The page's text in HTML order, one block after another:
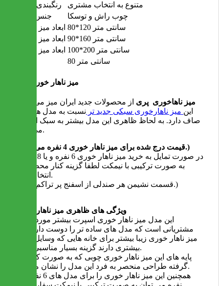
رنگبندی پارچه
متنوع به انتخاب مشتری
جنس چوب
چوب راش و توسکا
ابعاد میز 4 نفره
80*120 سانتی متر
ابعاد میز 6 نفره
90*160 سانتی متر
ابعاد میز 8 نفره
100*200 سانتی متر
80 سانتی متر
میز ناهار خوری پری
میز ناهاخوری پری از محصولات جدید ایران میز می باشد.
این میز ناهارخوری سبکی جدید تر نسبت به مدل های پایه
صاف دارد. به لحاظ ظاهری این مدل بیشتر به سبک اسپرت
می باشد.
(قیمت درج شده برای میز ناهار خوری 4 نفره می باشد.)
به صورت ترکیبی با نیمکت لطفا گزینه کنار محصول را
انتخاب کنید.
(قسمت نشیمن هر صندلی از اسفنج پر تراکم است.)
ویژگی های ظاهری میز ناهار خوری
این مدل میز ناهار خوری اسپرت بیشتر مورد علاقه
مشتریانی است که مدل های ساده تر را دوست دارند. این
میز ناهار خوری زیبا بیشتر برای خانه هایی که وسایل چوبی
بیشتری دارند گزینه بسیار مناسبی است.
پایه های این میز ناهار خوری چوبی که به صورت کج قرار
گرفته طراحی منحصر به فرد این مدل را نشان می دهد.